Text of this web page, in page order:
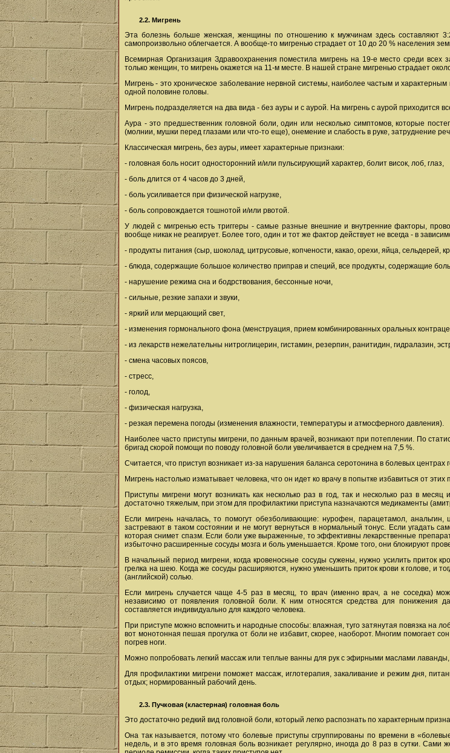
2.2. Мигрень
Эта болезнь больше женская, женщины по отношению к мужчинам здесь составляют
самопроизвольно облегчается. А вообще-то мигренью страдает от 10 до 20 % населения
Всемирная Организация Здравоохранения поместила мигрень на 19-е место среди всех
только женщин, то мигрень окажется на 11-м месте. В нашей стране мигренью страдает
Мигрень - это хроническое заболевание нервной системы, наиболее частым и
одной половине головы.
Мигрень подразделяется на два вида - без ауры и с аурой. На мигрень с аурой приходится
Аура - это предшественник головной боли, один или несколько симптомов, которые
(молнии, мушки перед глазами или что-то еще), онемение и слабость в руке, затруднение
Классическая мигрень, без ауры, имеет характерные признаки:
- головная боль носит односторонний и/или пульсирующий характер, болит висок, лоб, глаз,
- боль длится от 4 часов до 3 дней,
- боль усиливается при физической нагрузке,
- боль сопровождается тошнотой и/или рвотой.
У людей с мигренью есть триггеры - самые разные внешние и внутренние факторы,
вообще никак не реагирует. Более того, один и тот же фактор действует не всегда - в
- продукты питания (сыр, шоколад, цитрусовые, копчености, какао, орехи, яйца, сельдерей,
- блюда, содержащие большое количество приправ и специй, все продукты, содержащие
- нарушение режима сна и бодрствования, бессонные ночи,
- сильные, резкие запахи и звуки,
- яркий или мерцающий свет,
- изменения гормонального фона (менструация, прием комбинированных оральных
- из лекарств нежелательны нитроглицерин, гистамин, резерпин, ранитидин, гидралазин,
- смена часовых поясов,
- стресс,
- голод,
- физическая нагрузка,
- резкая перемена погоды (изменения влажности, температуры и атмосферного давления).
Наиболее часто приступы мигрени, по данным врачей, возникают при потеплении. По
бригад скорой помощи по поводу головной боли увеличивается в среднем на 7,5 %.
Считается, что приступ возникает из-за нарушения баланса серотонина в болевых центрах
Мигрень настолько изматывает человека, что он идет ко врачу в попытке избавиться от этих
Приступы мигрени могут возникать как несколько раз в год, так и несколько раз в
достаточно тяжелым, при этом для профилактики приступа назначаются медикаменты
Если мигрень началась, то помогут обезболивающие: нурофен, парацетамол,
застревают в таком состоянии и не могут вернуться в нормальный тонус. Если угадать
которая снимет спазм. Если боли уже выраженные, то эффективны лекарственные
избыточно расширенные сосуды мозга и боль уменьшается. Кроме того, они блокируют
В начальный период мигрени, когда кровеносные сосуды сужены, нужно усилить приток
грелка на шею. Когда же сосуды расширяются, нужно уменьшить приток крови к голове, и
(английской) солью.
Если мигрень случается чаще 4-5 раз в месяц, то врач (именно врач, а не соседка)
независимо от появления головной боли. К ним относятся средства для понижения
составляется индивидуально для каждого человека.
При приступе можно вспомнить и народные способы: влажная, туго затянутая повязка на
вот монотонная пешая прогулка от боли не избавит, скорее, наоборот. Многим помогает
погрев ноги.
Можно попробовать легкий массаж или теплые ванны для рук с эфирными маслами
Для профилактики мигрени поможет массаж, иглотерапия, закаливание и режим дня,
отдых; нормированный рабочий день.
2.3. Пучковая (кластерная) головная боль
Это достаточно редкий вид головной боли, который легко распознать по характерным
Она так называется, потому что болевые приступы сгруппированы по времени в
недель, и в это время головная боль возникает регулярно, иногда до 8 раз в сутки.